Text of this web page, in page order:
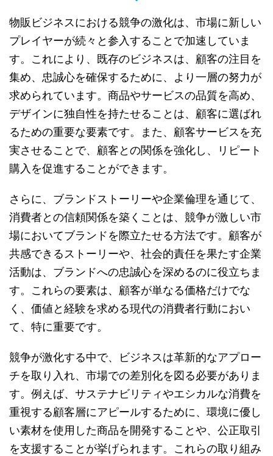
物販ビジネスにおける競争の激化は、市場に新しい
プレイヤーが続々と参入することで加速していま
す。これにより、既存のビジネスは、顧客の注目を
集め、忠誠心を確保するために、より一層の努力が
求められています。商品やサービスの品質を高め、
デザインに独自性を持たせることは、顧客に選ばれ
るための重要な要素です。また、顧客サービスを充
実させることで、顧客との関係を強化し、リピート
購入を促進することができます。
さらに、ブランドストーリーや企業倫理を通じて、
消費者との信頼関係を築くことは、競争が激しい市
場においてブランドを際立たせる方法です。顧客が
共感できるストーリーや、社会的責任を果たす企業
活動は、ブランドへの忠誠心を深めるのに役立ちま
す。これらの要素は、顧客が単なる価格だけでな
く、価値と経験を求める現代の消費者行動におい
て、特に重要です。
競争が激化する中で、ビジネスは革新的なアプロー
チを取り入れ、市場での差別化を図る必要がありま
す。例えば、サステナビリティやエシカルな消費を
重視する顧客層にアピールするために、環境に優し
い素材を使用した商品を開発することや、公正取引
を支援することが挙げられます。これらの取り組み